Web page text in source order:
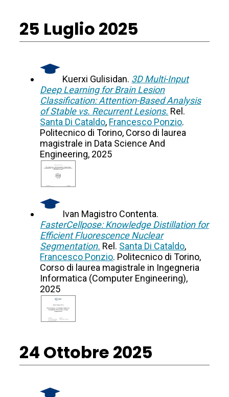
25 Luglio 2025
Kuerxi Gulisidan. 3D Multi-Input
Deep Learning for Brain Lesion
Classification: Attention-Based Analysis
of Stable vs. Recurrent Lesions. Rel.
Santa Di Cataldo, Francesco Ponzio.
Politecnico di Torino, Corso di laurea
magistrale in Data Science And
Engineering, 2025
Ivan Magistro Contenta.
FasterCellpose: Knowledge Distillation for
Efficient Fluorescence Nuclear
Segmentation. Rel. Santa Di Cataldo,
Francesco Ponzio. Politecnico di Torino,
Corso di laurea magistrale in Ingegneria
Informatica (Computer Engineering),
2025
24 Ottobre 2025